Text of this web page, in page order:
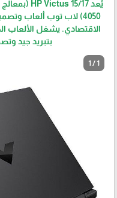
4050) لاب توب ألعاب
الاقتصادي. يشغل الألعاب
بتبريد جيد
1 / 1